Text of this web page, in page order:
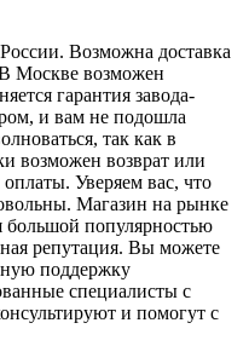
Возможна доставка
Москве возможен
гарантия завода-
и вам не подошла
так как в
возможен возврат или
Уверяем вас, что
Магазин на рынке
большой популярностью
репутация. Вы можете
поддержку
специалисты с
и помогут с